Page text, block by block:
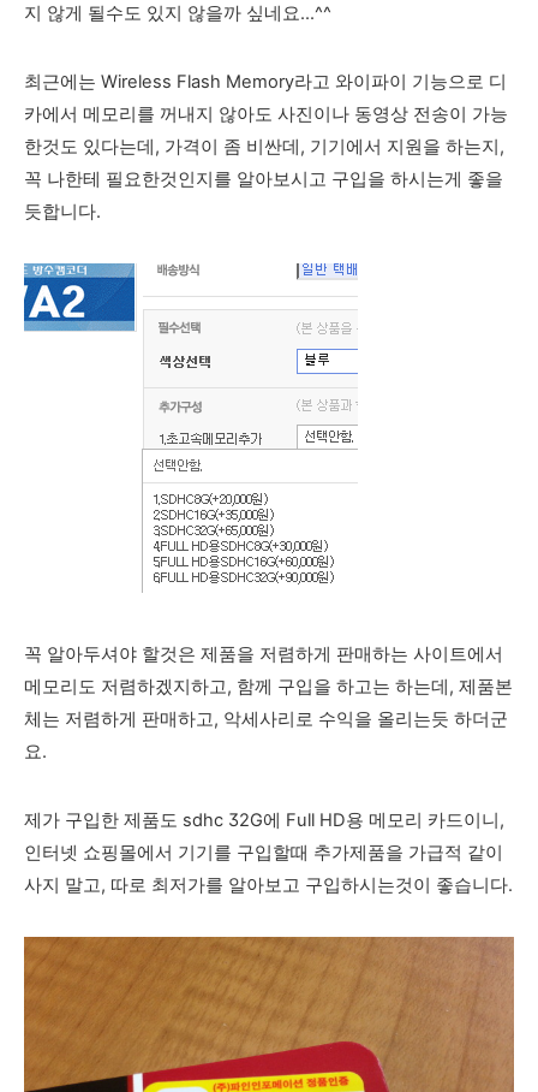
지 않게 될수도 있지 않을까 싶네요...^^
최근에는 Wireless Flash Memory라고 와이파이 기능으로 디
카에서 메모리를 꺼내지 않아도 사진이나 동영상 전송이 가능
한것도 있다는데, 가격이 좀 비싼데, 기기에서 지원을 하는지,
꼭 나한테 필요한것인지를 알아보시고 구입을 하시는게 좋을
듯합니다.
꼭 알아두셔야 할것은 제품을 저렴하게 판매하는 사이트에서
메모리도 저렴하겠지하고, 함께 구입을 하고는 하는데, 제품본
체는 저렴하게 판매하고, 악세사리로 수익을 올리는듯 하더군
요.
제가 구입한 제품도 sdhc 32G에 Full HD용 메모리 카드이니,
인터넷 쇼핑몰에서 기기를 구입할때 추가제품을 가급적 같이
사지 말고, 따로 최저가를 알아보고 구입하시는것이 좋습니다.